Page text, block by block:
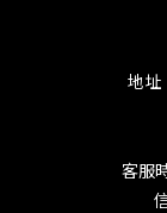
地址
客服